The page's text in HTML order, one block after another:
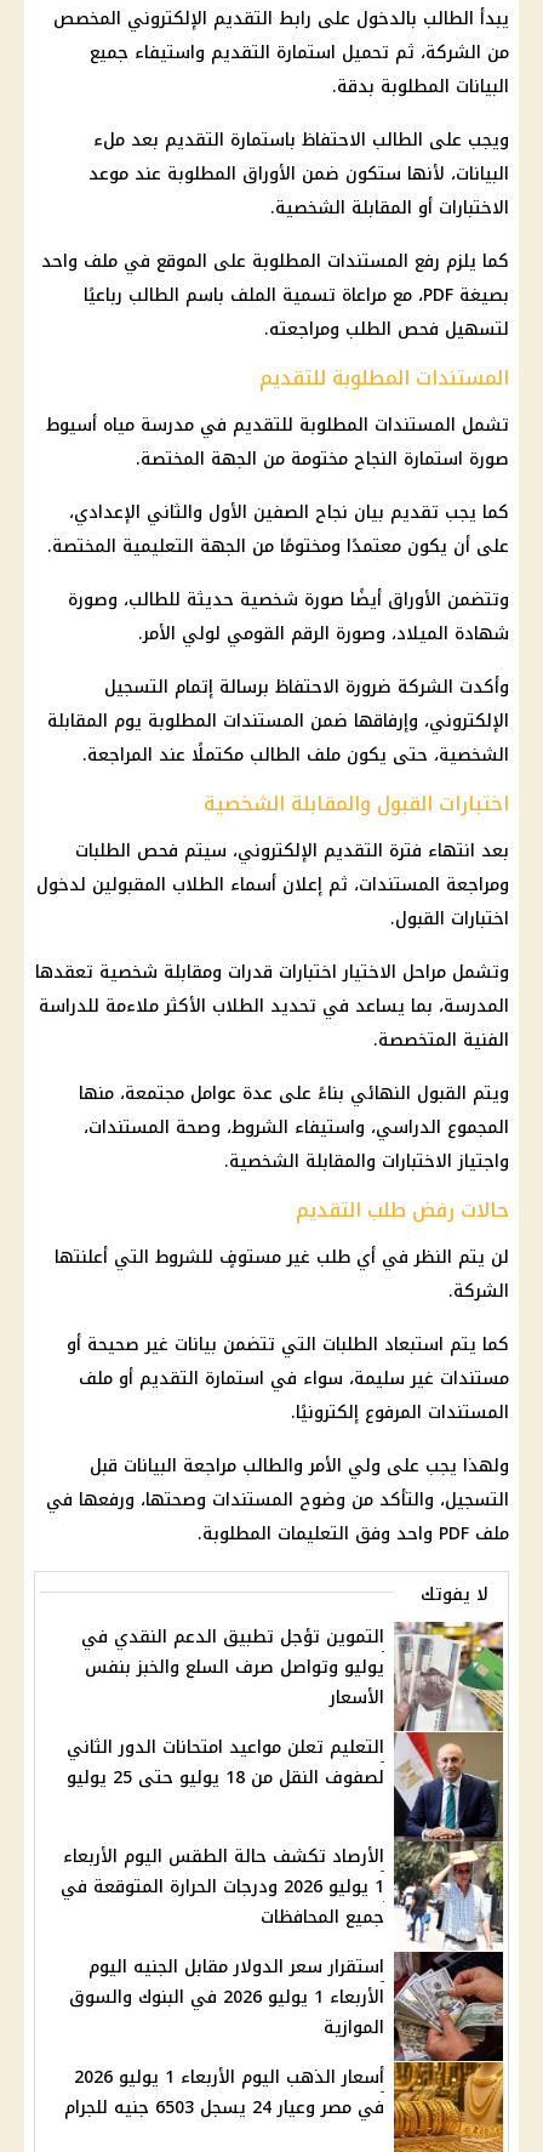
يبدأ الطالب بالدخول على رابط التقديم الإلكتروني المخصص
من الشركة، ثم تحميل استمارة التقديم واستيفاء جميع
البيانات المطلوبة بدقة.
ويجب على الطالب الاحتفاظ باستمارة التقديم بعد ملء
البيانات، لأنها ستكون ضمن الأوراق المطلوبة عند موعد
الاختبارات أو المقابلة الشخصية.
كما يلزم رفع المستندات المطلوبة على الموقع في ملف واحد
بصيغة PDF، مع مراعاة تسمية الملف باسم الطالب رباعيًا
لتسهيل فحص الطلب ومراجعته.
المستندات المطلوبة للتقديم
تشمل المستندات المطلوبة للتقديم في مدرسة مياه أسيوط
صورة استمارة النجاح مختومة من الجهة المختصة.
كما يجب تقديم بيان نجاح الصفين الأول والثاني الإعدادي،
على أن يكون معتمدًا ومختومًا من الجهة التعليمية المختصة.
وتتضمن الأوراق أيضًا صورة شخصية حديثة للطالب، وصورة
شهادة الميلاد، وصورة الرقم القومي لولي الأمر.
وأكدت الشركة ضرورة الاحتفاظ برسالة إتمام التسجيل
الإلكتروني، وإرفاقها ضمن المستندات المطلوبة يوم المقابلة
الشخصية، حتى يكون ملف الطالب مكتملًا عند المراجعة.
اختبارات القبول والمقابلة الشخصية
بعد انتهاء فترة التقديم الإلكتروني، سيتم فحص الطلبات
ومراجعة المستندات، ثم إعلان أسماء الطلاب المقبولين لدخول
اختبارات القبول.
وتشمل مراحل الاختيار اختبارات قدرات ومقابلة شخصية تعقدها
المدرسة، بما يساعد في تحديد الطلاب الأكثر ملاءمة للدراسة
الفنية المتخصصة.
ويتم القبول النهائي بناءً على عدة عوامل مجتمعة، منها
المجموع الدراسي، واستيفاء الشروط، وصحة المستندات،
واجتياز الاختبارات والمقابلة الشخصية.
حالات رفض طلب التقديم
لن يتم النظر في أي طلب غير مستوفٍ للشروط التي أعلنتها
الشركة.
كما يتم استبعاد الطلبات التي تتضمن بيانات غير صحيحة أو
مستندات غير سليمة، سواء في استمارة التقديم أو ملف
المستندات المرفوع إلكترونيًا.
ولهذا يجب على ولي الأمر والطالب مراجعة البيانات قبل
التسجيل، والتأكد من وضوح المستندات وصحتها، ورفعها في
ملف PDF واحد وفق التعليمات المطلوبة.
لا يفوتك
التموين تؤجل تطبيق الدعم النقدي في
يوليو وتواصل صرف السلع والخبز بنفس
الأسعار
التعليم تعلن مواعيد امتحانات الدور الثاني
لصفوف النقل من 18 يوليو حتى 25 يوليو
الأرصاد تكشف حالة الطقس اليوم الأربعاء
1 يوليو 2026 ودرجات الحرارة المتوقعة في
جميع المحافظات
استقرار سعر الدولار مقابل الجنيه اليوم
الأربعاء 1 يوليو 2026 في البنوك والسوق
الموازية
أسعار الذهب اليوم الأربعاء 1 يوليو 2026
في مصر وعيار 24 يسجل 6503 جنيه للجرام